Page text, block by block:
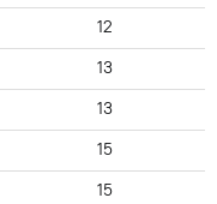
12
13
13
15
15